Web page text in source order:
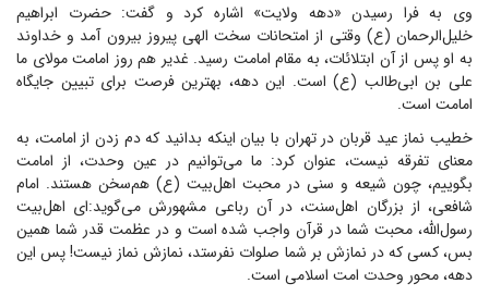
وی به فرا رسیدن «دهه ولایت» اشاره کرد و گفت: حضرت ابراهیم
خلیل‌الرحمان (ع) وقتی از امتحانات سخت الهی پیروز بیرون آمد و خداوند
به او پس از آن ابتلائات، به مقام امامت رسید. غدیر هم روز امامت مولای ما
علی بن ابی‌طالب (ع) است. این دهه، بهترین فرصت برای تبیین جایگاه
امامت است.
خطیب نماز عید قربان در تهران با بیان اینکه بدانید که دم زدن از امامت، به
معنای تفرقه نیست، عنوان کرد: ما می‌توانیم در عین وحدت، از امامت
بگوییم، چون شیعه و سنی در محبت اهل‌بیت (ع) هم‌سخن هستند. امام
شافعی، از بزرگان اهل‌سنت، در آن رباعی مشهورش می‌گوید:‌ای اهل‌بیت
رسول‌الله، محبت شما در قرآن واجب شده است و در عظمت قدر شما همین
بس، کسی که در نمازش بر شما صلوات نفرستد، نمازش نماز نیست! پس این
دهه، محور وحدت امت اسلامی است.